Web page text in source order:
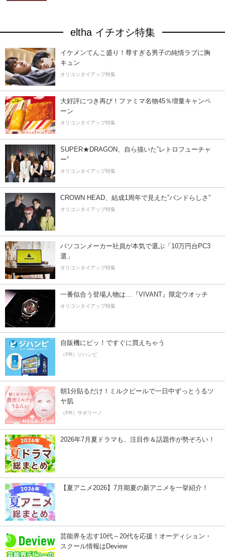
eltha イチオシ特集
イケメンてんこ盛り！尊すぎる男子の純情ラブに胸
キュン
オリコンタイアップ特集
大好評につき再び！ファミマ名物45％増量キャンペ
ーン
オリコンタイアップ特集
SUPER★DRAGON、自ら描いた”レトロフューチャ
ー”
オリコンタイアップ特集
CROWN HEAD、結成1周年で見えた”バンドらしさ”
オリコンタイアップ特集
パソコンメーカー社員が本気で選ぶ「10万円台PC3
選」
オリコンタイアップ特集
一番似合う登場人物は…『VIVANT』限定ウオッチ
オリコンタイアップ特集
自販機にピッ！ですぐに買えちゃう
（PR）ジハンピ
朝1分貼るだけ！ミルクピールで一日中ずっとうるツ
ヤ肌
（PR）サボリーノ
2026年7月夏ドラマも、注目作＆話題作が勢ぞろい！
【夏アニメ2026】7月期夏の新アニメを一挙紹介！
芸能界を志す10代～20代を応援！オーディション・
スクール情報はDeview